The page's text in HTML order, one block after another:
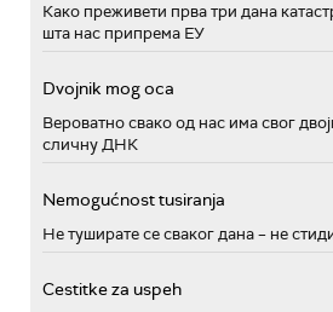
Како преживети прва три дана
шта нас припрема ЕУ
Dvojnik mog oca
Вероватно свако од нас има свог
сличну ДНК
Nemogućnost tusiranja
Не туширате се сваког дана – не
Cestitke za uspeh